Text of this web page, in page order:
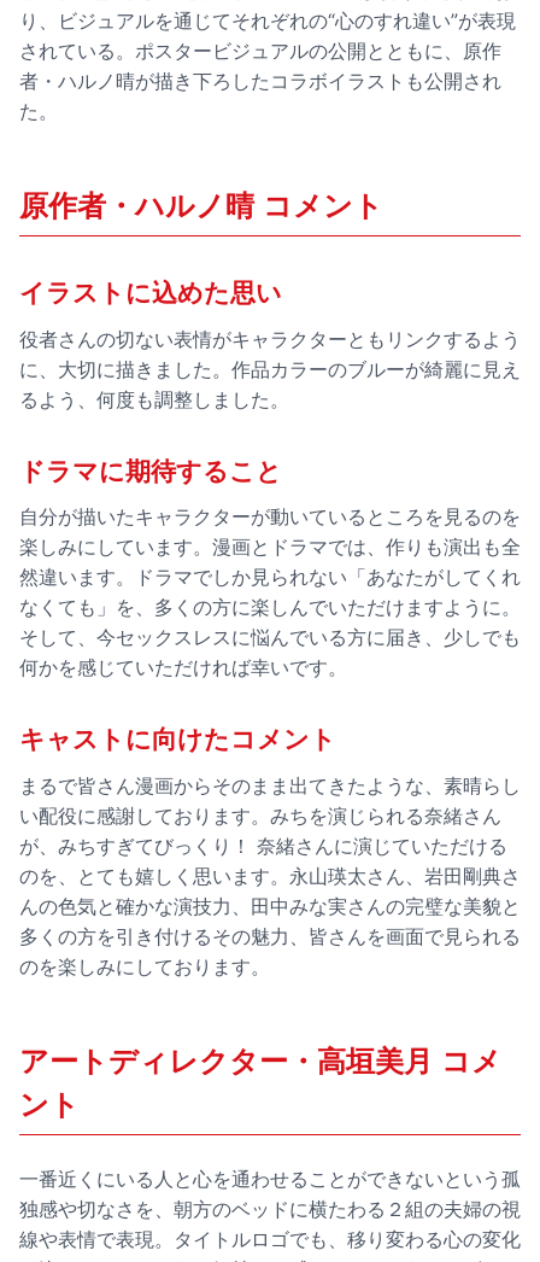
り、ビジュアルを通じてそれぞれの“心のすれ違い”が表現
されている。ポスタービジュアルの公開とともに、原作
者・ハルノ晴が描き下ろしたコラボイラストも公開され
た。
原作者・ハルノ晴 コメント
イラストに込めた思い
役者さんの切ない表情がキャラクターともリンクするよう
に、大切に描きました。作品カラーのブルーが綺麗に見え
るよう、何度も調整しました。
ドラマに期待すること
自分が描いたキャラクターが動いているところを見るのを
楽しみにしています。漫画とドラマでは、作りも演出も全
然違います。ドラマでしか見られない「あなたがしてくれ
なくても」を、多くの方に楽しんでいただけますように。
そして、今セックスレスに悩んでいる方に届き、少しでも
何かを感じていただければ幸いです。
キャストに向けたコメント
まるで皆さん漫画からそのまま出てきたような、素晴らし
い配役に感謝しております。みちを演じられる奈緒さん
が、みちすぎてびっくり！ 奈緒さんに演じていただける
のを、とても嬉しく思います。永山瑛太さん、岩田剛典さ
んの色気と確かな演技力、田中みな実さんの完璧な美貌と
多くの方を引き付けるその魅力、皆さんを画面で見られる
のを楽しみにしております。
アートディレクター・高垣美月 コメ
ント
一番近くにいる人と心を通わせることができないという孤
独感や切なさを、朝方のベッドに横たわる２組の夫婦の視
線や表情で表現。タイトルロゴでも、移り変わる心の変化